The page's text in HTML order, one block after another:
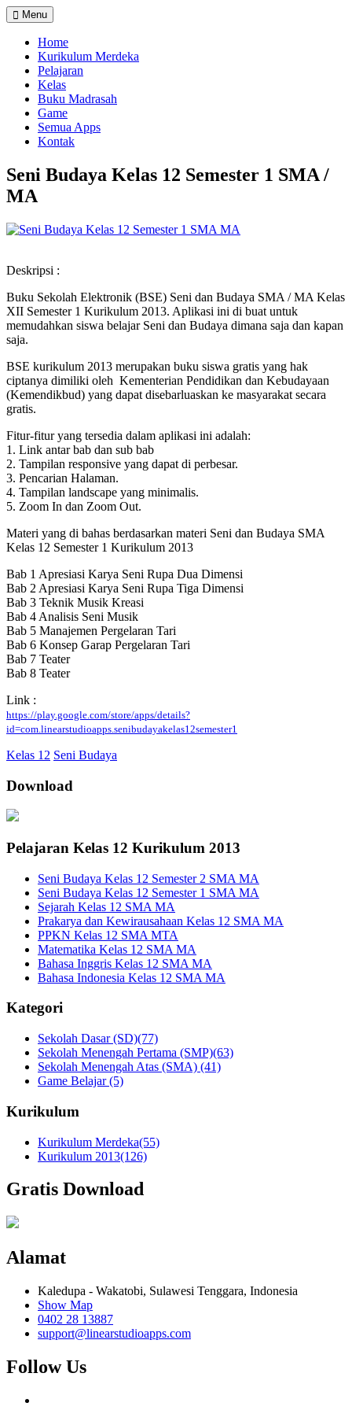
Menu
Home
Kurikulum Merdeka
Pelajaran
Kelas
Buku Madrasah
Game
Semua Apps
Kontak
Seni Budaya Kelas 12 Semester 1 SMA /
MA
Deskripsi :
Buku Sekolah Elektronik (BSE) Seni dan Budaya SMA / MA Kelas
XII Semester 1 Kurikulum 2013. Aplikasi ini di buat untuk
memudahkan siswa belajar Seni dan Budaya dimana saja dan kapan
saja.
BSE kurikulum 2013 merupakan buku siswa gratis yang hak
ciptanya dimiliki oleh Kementerian Pendidikan dan Kebudayaan
(Kemendikbud) yang dapat disebarluaskan ke masyarakat secara
gratis.
Fitur-fitur yang tersedia dalam aplikasi ini adalah:
1. Link antar bab dan sub bab
2. Tampilan responsive yang dapat di perbesar.
3. Pencarian Halaman.
4. Tampilan landscape yang minimalis.
5. Zoom In dan Zoom Out.
Materi yang di bahas berdasarkan materi Seni dan Budaya SMA
Kelas 12 Semester 1 Kurikulum 2013
Bab 1 Apresiasi Karya Seni Rupa Dua Dimensi
Bab 2 Apresiasi Karya Seni Rupa Tiga Dimensi
Bab 3 Teknik Musik Kreasi
Bab 4 Analisis Seni Musik
Bab 5 Manajemen Pergelaran Tari
Bab 6 Konsep Garap Pergelaran Tari
Bab 7 Teater
Bab 8 Teater
Link :
https://play.google.com/store/apps/details?
id=com.linearstudioapps.senibudayakelas12semester1
Kelas 12 Seni Budaya
Download
Pelajaran Kelas 12 Kurikulum 2013
Seni Budaya Kelas 12 Semester 2 SMA MA
Seni Budaya Kelas 12 Semester 1 SMA MA
Sejarah Kelas 12 SMA MA
Prakarya dan Kewirausahaan Kelas 12 SMA MA
PPKN Kelas 12 SMA MTA
Matematika Kelas 12 SMA MA
Bahasa Inggris Kelas 12 SMA MA
Bahasa Indonesia Kelas 12 SMA MA
Kategori
Sekolah Dasar (SD)(77)
Sekolah Menengah Pertama (SMP)(63)
Sekolah Menengah Atas (SMA) (41)
Game Belajar(5)
Kurikulum
Kurikulum Merdeka(55)
Kurikulum 2013(126)
Gratis Download
Alamat
Kaledupa - Wakatobi, Sulawesi Tenggara, Indonesia
Show Map
0402 28 13887
support@linearstudioapps.com
Follow Us